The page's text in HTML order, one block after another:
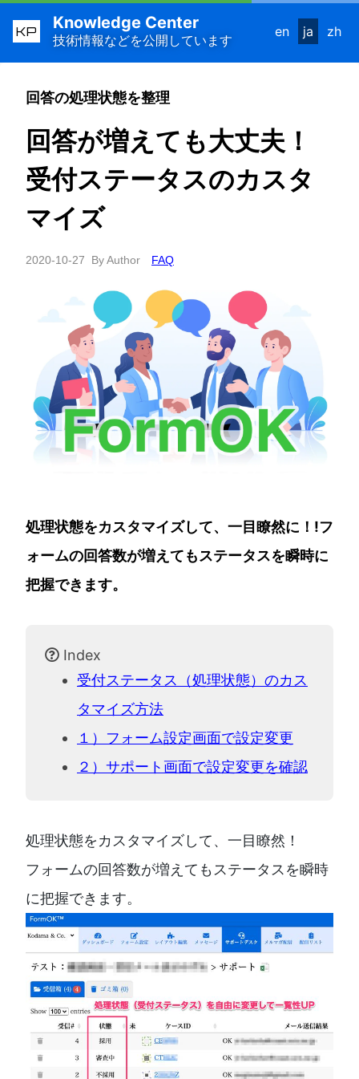
KP Knowledge Center
技術情報などを公開しています
en ja zh
回答の処理状態を整理
回答が増えても大丈夫！
受付ステータスのカスタ
マイズ
2020-10-27 By Author FAQ
処理状態をカスタマイズして、一目瞭然に！!フ
ォームの回答数が増えてもステータスを瞬時に
把握できます。
Index
受付ステータス（処理状態）のカス
タマイズ方法
１）フォーム設定画面で設定変更
２）サポート画面で設定変更を確認
処理状態をカスタマイズして、一目瞭然！
フォームの回答数が増えてもステータスを瞬時
に把握できます。